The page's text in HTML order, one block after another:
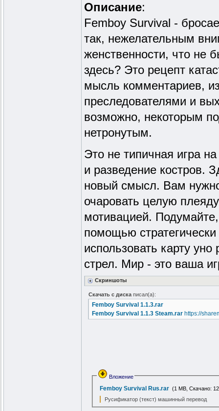
Описание:
Femboy Survival -
так, нежелательным
женственности, что не
здесь? Это рецепт
мысль комментариев,
преследователями и
возможно, некоторым
нетронутым.
Это не типичная игра
и разведение костров.
новый смысл. Вам
очаровать целую
мотивацией.
помощью
использовать карту
стрел. Мир - это ваша
Скриншоты
Скачать с дискаписал(а):
Femboy Survival 1.1.3.rar
Femboy Survival 1.1.3 Steam.rar https://
Вложение
Femboy Survival Rus.rar (1 MB, Скачано:
Русификатор (текст) машинный перевод